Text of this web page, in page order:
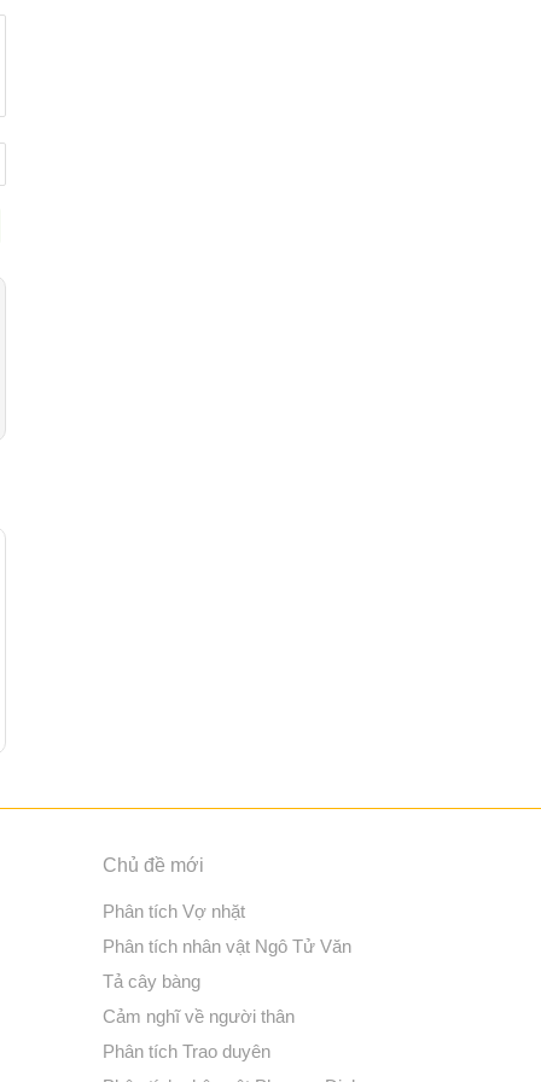
Chủ đề mới
Phân tích Vợ nhặt
Phân tích nhân vật Ngô Tử Văn
Tả cây bàng
Cảm nghĩ về người thân
Phân tích Trao duyên